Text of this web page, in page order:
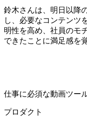
鈴木さんは、明日以降
し、必要なコンテンツ
明性を高め、社員のモ
できたことに満足感を
仕事に必須な動画ツー
プロダクト